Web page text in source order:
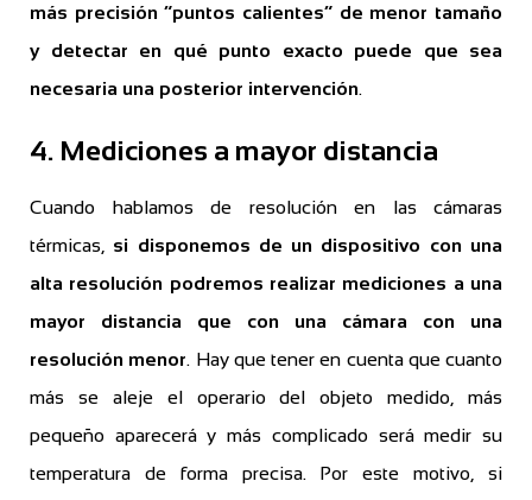
más precisión “puntos calientes” de menor tamaño
y detectar en qué punto exacto puede que sea
necesaria una posterior intervención.
4. Mediciones a mayor distancia
Cuando hablamos de resolución en las cámaras
térmicas, si disponemos de un dispositivo con una
alta resolución podremos realizar mediciones a una
mayor distancia que con una cámara con una
resolución menor. Hay que tener en cuenta que cuanto
más se aleje el operario del objeto medido, más
pequeño aparecerá y más complicado será medir su
temperatura de forma precisa. Por este motivo, si